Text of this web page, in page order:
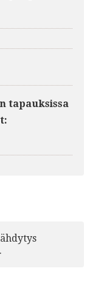
tapauksissa